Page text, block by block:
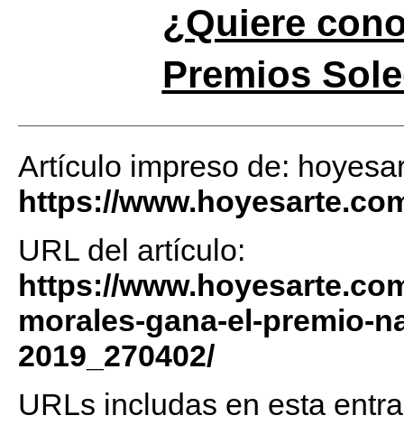
¿Quiere
Premios
Artículo impreso de:
https://
URL del artículo:
https://
morales-gana-el-premio-
2019_270402/
URLs includas en esta